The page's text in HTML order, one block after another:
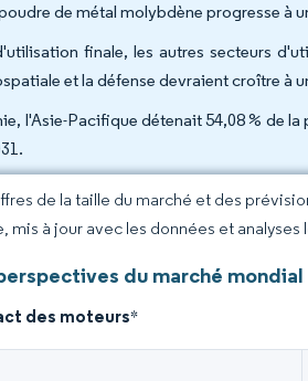
de métal molybdène progresse à
finale, les autres secteurs
et la défense devraient croître à
l'Asie-Pacifique détenait 54,08 % de
de la taille du marché et des
mis à jour avec les données et
du marché
des moteurs*